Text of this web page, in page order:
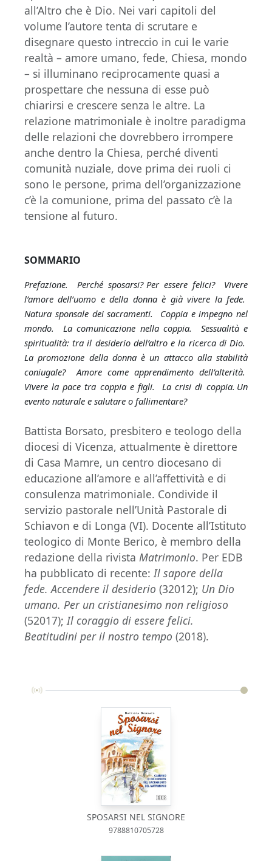
all’Altro che è Dio. Nei vari capitoli del
volume l’autore tenta di scrutare e
disegnare questo intreccio in cui le varie
realtà – amore umano, fede, Chiesa, mondo
– si illuminano reciprocamente quasi a
prospettare che nessuna di esse può
chiarirsi e crescere senza le altre. La
relazione matrimoniale è inoltre paradigma
delle relazioni che dovrebbero irrompere
anche dentro la Chiesa, perché diventi
comunità nuziale, dove prima dei ruoli ci
sono le persone, prima dell’organizzazione
c’è la comunione, prima del passato c’è la
tensione al futuro.
SOMMARIO
Prefazione. Perché sposarsi?Per essere felici? Vivere
l’amore dell’uomo e della donna è già vivere la fede.
Natura sponsale dei sacramenti. Coppia e impegno nel
mondo. La comunicazione nella coppia. Sessualità e
spiritualità: tra il desiderio dell’altro e la ricerca di Dio.
La promozione della donna è un attacco alla stabilità
coniugale? Amore come apprendimento dell’alterità.
Vivere la pace tra coppia e figli. La crisi di coppia. Un
evento naturale e salutare o fallimentare?
Battista Borsato, presbitero e teologo della
diocesi di Vicenza, attualmente è direttore
di Casa Mamre, un centro diocesano di
educazione all’amore e all’affettività e di
consulenza matrimoniale. Condivide il
servizio pastorale nell’Unità Pastorale di
Schiavon e di Longa (VI). Docente all’Istituto
teologico di Monte Berico, è membro della
redazione della rivista Matrimonio. Per EDB
ha pubblicato di recente:Il sapore della
fede. Accendere il desiderio (32012); Un Dio
umano. Per un cristianesimo non religioso
(52017);Il coraggio di essere felici.
Beatitudini per il nostro tempo (2018).
SPOSARSI NEL SIGNORE
9788810705728